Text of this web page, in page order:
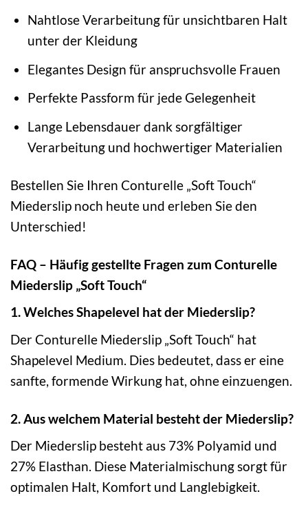
Nahtlose Verarbeitung für unsichtbaren Halt
unter der Kleidung
Elegantes Design für anspruchsvolle Frauen
Perfekte Passform für jede Gelegenheit
Lange Lebensdauer dank sorgfältiger
Verarbeitung und hochwertiger Materialien
Bestellen Sie Ihren Conturelle „Soft Touch“
Miederslip noch heute und erleben Sie den
Unterschied!
FAQ – Häufig gestellte Fragen zum Conturelle
Miederslip „Soft Touch“
1. Welches Shapelevel hat der Miederslip?
Der Conturelle Miederslip „Soft Touch“ hat
Shapelevel Medium. Dies bedeutet, dass er eine
sanfte, formende Wirkung hat, ohne einzuengen.
2. Aus welchem Material besteht der Miederslip?
Der Miederslip besteht aus 73% Polyamid und
27% Elasthan. Diese Materialmischung sorgt für
optimalen Halt, Komfort und Langlebigkeit.